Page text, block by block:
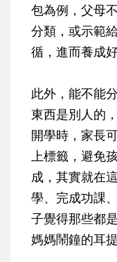
包為例，父母
分類，或示範
循，進而養成好
此外，能不能
東西是別人的
開學時，家長
上標籤，避免
成，其實就在
學、完成功課
子覺得那些都
媽媽鬧鐘的耳